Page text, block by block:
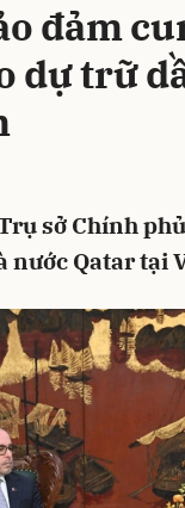
đảm
dự trữ
sở Chính
nước Qatar tại